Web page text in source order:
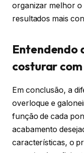
organizar melhor
resultados mais
Entendendo
costurar
Em conclusão, a
overloque e
função de cada
acabamento
características, o